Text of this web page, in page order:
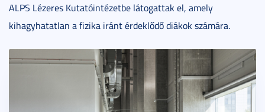
ALPS Lézeres Kutatóintézetbe látogattak el, amely
kihagyhatatlan a fizika iránt érdeklődő diákok számára.